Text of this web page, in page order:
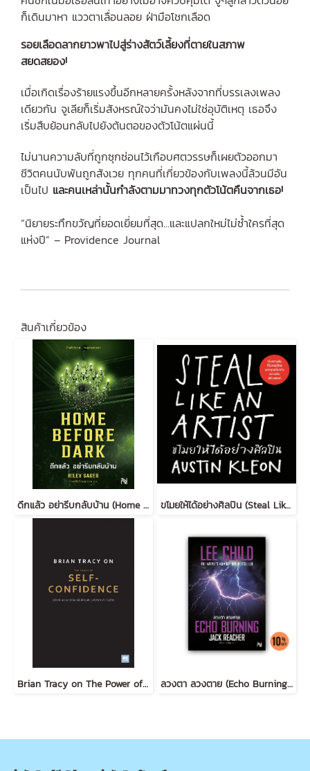
ก็เดินมาหา แววตาเลื่อนลอย ฝ่ามือโชกเลือด
รอยเลือดลากยาวพาไปสู่ร่างสัตว์เลี้ยงที่ตายในสภาพ
สยดสยอง!
เมื่อเกิดเรื่องร้ายแรงขึ้นอีกหลายครั้งหลังจากที่บรรเลงเพลง
เดียวกัน จูเลียก็เริ่มสังหรณ์ใจว่ามันคงไม่ใช่อุบัติเหตุ เธอจึง
เริ่มสืบย้อนกลับไปยังต้นตอของตัวโน้ตแผ่นนี้
ไม่นานความลับที่ถูกซุกซ่อนไว้เกือบศตวรรษก็เผยตัวออกมา
ชีวิตคนนับพันถูกสังเวย ทุกคนที่เกี่ยวข้องกับเพลงนี้ล้วนมีอัน
เป็นไป และคนเหล่านั้นกำลังตามมาทวงทุกตัวโน้ตคืนจากเธอ!
“นิยายระทึกขวัญที่ยอดเยี่ยมที่สุด...และแปลกใหม่ไม่ซ้ำใครที่สุด
แห่งปี” – Providence Journal
สินค้าเกี่ยวข้อง
ดึกแล้ว อย่ารีบกลับบ้าน (Home Before Dark) ขโมยให้ได้อย่างศิลปิน (Steal Like an Artist) (ฉบับปรับปรุง)
Brian Tracy on The Power of Self-Confidence ลวงตา ลวงตาย (Echo Burning) [ฉบับปรับปรุง] #5